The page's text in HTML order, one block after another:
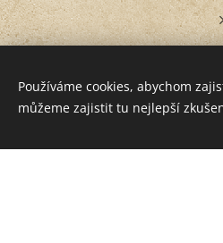
Používáme cookies, abychom
můžeme zajistit tu nejlepší